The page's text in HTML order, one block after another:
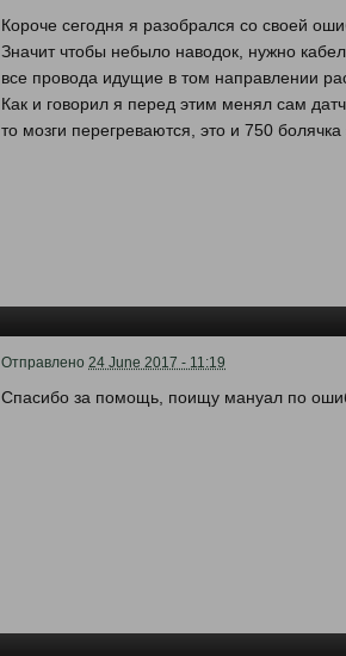
Короче сегодня я разобрался со своей
Значит чтобы небыло наводок, нужно
все провода идущие в том направлении
Как и говорил я перед этим менял сам
то мозги перегреваются, это и 750 болячка
Отправлено24 June 2017 - 11:19
Спасибо за помощь, поищу мануал по